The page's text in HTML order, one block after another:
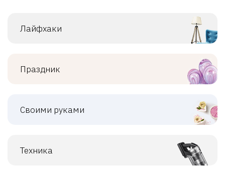
Лайфхаки
Праздник
Своими руками
Техника